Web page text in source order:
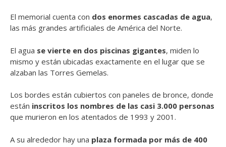
El memorial cuenta con dos enormes cascadas de agua,
las más grandes artificiales de América del Norte.
El agua se vierte en dos piscinas gigantes, miden lo
mismo y están ubicadas exactamente en el lugar que se
alzaban las Torres Gemelas.
Los bordes están cubiertos con paneles de bronce, donde
están inscritos los nombres de las casi 3.000 personas
que murieron en los atentados de 1993 y 2001.
A su alrededor hay una plaza formada por más de 400